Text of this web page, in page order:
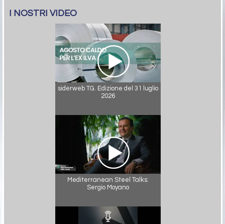
I NOSTRI VIDEO
siderweb TG. Edizione del 31 luglio
2026
Mediterranean Steel Talks:
Sergio Moyano